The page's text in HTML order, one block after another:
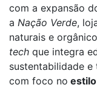
com a expansão
a Nação Verde,
naturais e
tech que integra
sustentabilidade e
com foco no